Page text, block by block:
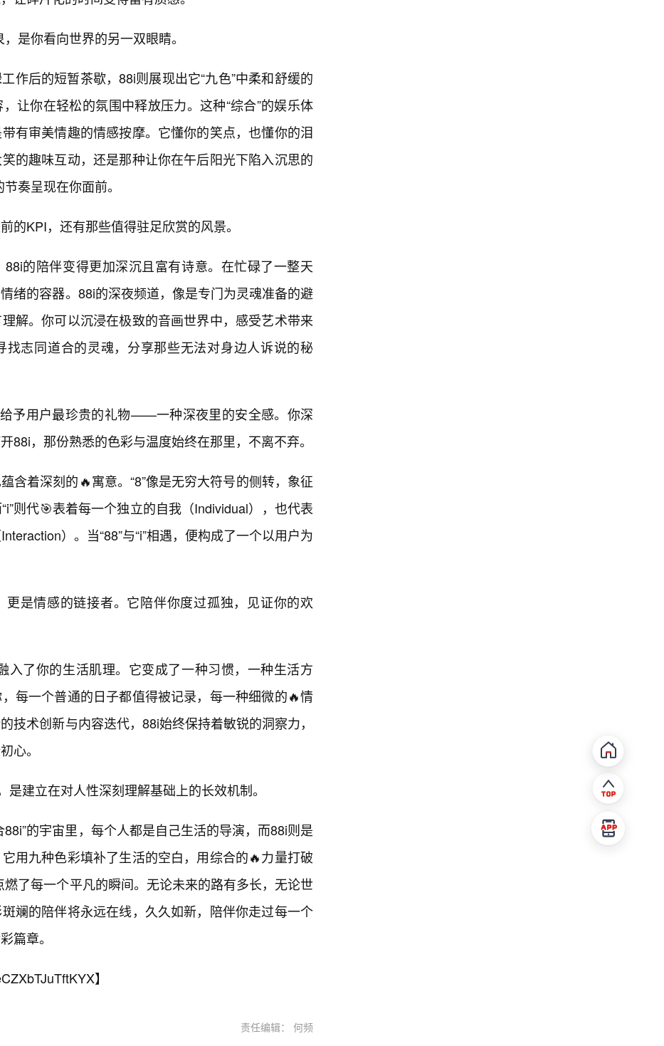
是你看向世界的另一双眼睛。
作后的短暂茶歇，88i则展现出它“九色”中柔和舒缓的
让你在轻松的氛围中释放压力。这种“综合”的娱乐体
有审美情趣的情感按摩。它懂你的笑点，也懂你的泪
的趣味互动，还是那种让你在午后阳光下陷入沉思的
奏呈现在你面前。
的KPI，还有那些值得驻足欣赏的风景。
的陪伴变得更加深沉且富有诗意。在忙碌了一整天
绪的容器。88i的深夜频道，像是专门为灵魂准备的避
解。你可以沉浸在极致的音画世界中，感受艺术带来
找志同道合的灵魂，分享那些无法对身边人诉说的秘
给予用户最珍贵的礼物——一种深夜里的安全感。你深
88i，那份熟悉的色彩与温度始终在那里，不离不弃。
含着深刻的🔥寓意。“8”像是无穷大符号的侧转，象征
则代🎯表着每一个独立的自我（Individual），也代表
）。当“88”与“i”相遇，便构成了一个以用户为
更是情感的链接者。它陪伴你度过孤独，见证你的欢
入了你的生活肌理。它变成了一种习惯，一种生活方
每一个普通的日子都值得被记录，每一种细微的🔥情
技术创新与内容迭代，88i始终保持着敏锐的洞察力，
心。
是建立在对人性深刻理解基础上的长效机制。
的宇宙里，每个人都是自己生活的导演，而88i则是
用九种色彩填补了生活的空白，用综合的🔥力量打破
了每一个平凡的瞬间。无论未来的路有多长，无论世
斓的陪伴将永远在线，久久如新，陪伴你走过每一个
篇章。
】
责任编辑： 何频